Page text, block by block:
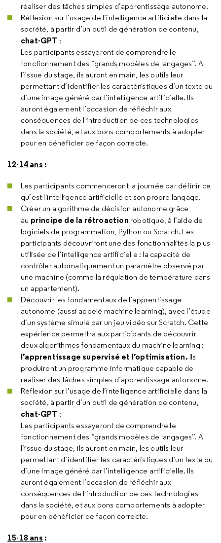
réaliser des tâches simples d’apprentissage autonome.
Réflexion sur l’usage de l’intelligence artificielle dans la
société, à partir d’un outil de génération de contenu,
chat-GPT :
Les participants essayeront de comprendre le
fonctionnement des “grands modèles de langages”. A
l’issue du stage, ils auront en main, les outils leur
permettant d’identifier les caractéristiques d’un texte ou
d’une image généré par l’intelligence artificielle. Ils
auront également l’occasion de réfléchir aux
conséquences de l'introduction de ces technologies
dans la société, et aux bons comportements à adopter
pour en bénéficier de façon correcte.
12-14 ans :
Les participants commenceront la journée par définir ce
qu’est l'intelligence artificielle et son propre langage.
Créer un algorithme de décision autonome grâce
au principe de la rétroaction robotique, à l’aide de
logiciels de programmation, Python ou Scratch. Les
participants découvriront une des fonctionnalités la plus
utilisée de l’intelligence artificielle : la capacité de
contrôler automatiquement un paramètre observé par
une machine (comme la régulation de température dans
un appartement).
Découvrir les fondamentaux de l’apprentissage
autonome (aussi appelé machine learning), avec l’étude
d’un système simulé par un jeu vidéo sur Scratch. Cette
expérience permettra aux participants de découvrir
deux algorithmes fondamentaux du machine learning :
l’apprentissage supervisé et l’optimisation. Ils
produiront un programme informatique capable de
réaliser des tâches simples d’apprentissage autonome.
Réflexion sur l’usage de l’intelligence artificielle dans la
société, à partir d’un outil de génération de contenu,
chat-GPT :
Les participants essayeront de comprendre le
fonctionnement des “grands modèles de langages”. A
l’issue du stage, ils auront en main, les outils leur
permettant d’identifier les caractéristiques d’un texte ou
d’une image généré par l’intelligence artificielle. Ils
auront également l’occasion de réfléchir aux
conséquences de l'introduction de ces technologies
dans la société, et aux bons comportements à adopter
pour en bénéficier de façon correcte.
15-18 ans :